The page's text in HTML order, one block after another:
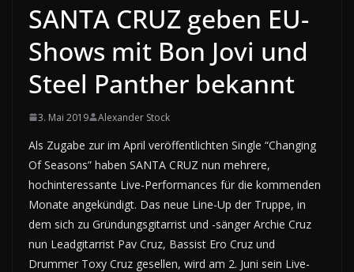
SANTA CRUZ geben EU-
Shows mit Bon Jovi und
Steel Panther bekannt
3. Mai 2019 Alexander Stock
Als Zugabe zur im April veröffentlichten Single “Changing
Of Seasons” haben SANTA CRUZ nun mehrere,
hochinteressante Live-Performances für die kommenden
Monate angekündigt. Das neue Line-Up der Truppe, in
dem sich zu Gründungsgitarrist und -sänger Archie Cruz
nun Leadgitarrist Pav Cruz, Bassist Ero Cruz und
Drummer Toxy Cruz gesellen, wird am 2. Juni sein Live-